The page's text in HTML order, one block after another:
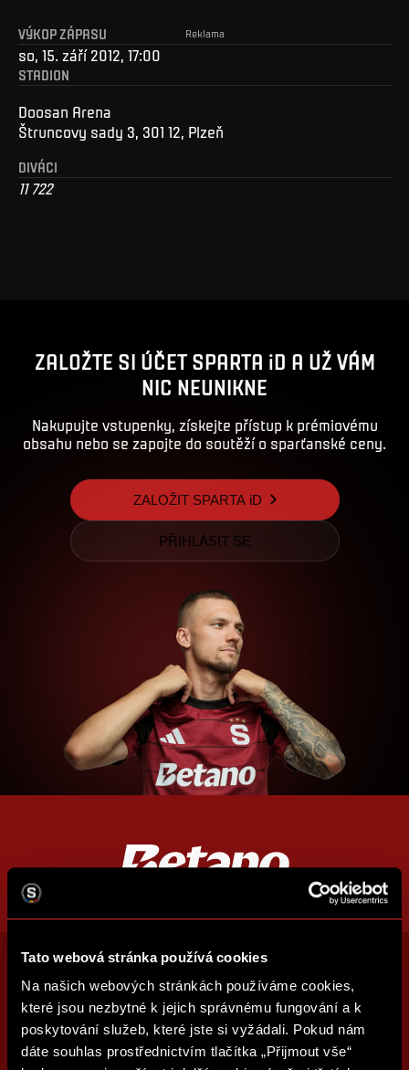
Tato webová stránka používá cookies
Na našich webových stránkách používáme cookies,
které jsou nezbytné k jejich správnému fungování a k
poskytování služeb, které jste si vyžádali. Pokud nám
dáte souhlas prostřednictvím tlačítka „Přijmout vše“
Reklama
VÝKOP ZÁPASU
so, 15. září 2012, 17:00
STADION
Doosan Arena
Štruncovy sady 3, 301 12, Plzeň
DIVÁCI
11 722
ZALOŽTE SI ÚČET SPARTA iD A UŽ VÁM
NIC NEUNIKNE
Nakupujte vstupenky, získejte přístup k prémiovému
obsahu nebo se zapojte do soutěží o sparťanské ceny.
ZALOŽIT SPARTA iD
PŘIHLÁSIT SE